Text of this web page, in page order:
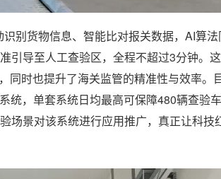
别货物信息、智能比对报关数据，AI算
引导至人工查验区，全程不超过3分钟。这
同时也提升了海关监管的精准性与效率。
统，单套系统日均最高可保障480辆查验
场景对该系统进行应用推广，真正让科技